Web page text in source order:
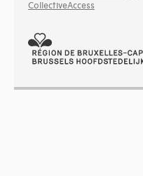
CollectiveAccess